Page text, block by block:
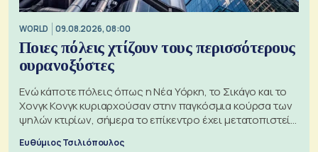
WORLD 09.08.2026, 08:00
Ποιες πόλεις χτίζουν τους περισσότερους
ουρανοξύστες
Ενώ κάποτε πόλεις όπως η Νέα Υόρκη, το Σικάγο και το
Χονγκ Κονγκ κυριαρχούσαν στην παγκόσμια κούρσα των
ψηλών κτιρίων, σήμερα το επίκεντρο έχει μετατοπιστεί
Ευθύμιος Τσιλιόπουλος